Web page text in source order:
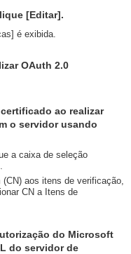
[Editar].
é exibida.
OAuth 2.0
ao realizar
o servidor usando
a caixa de seleção
(CN) aos itens de verificação,
CN a Itens de
do Microsoft
do servidor de